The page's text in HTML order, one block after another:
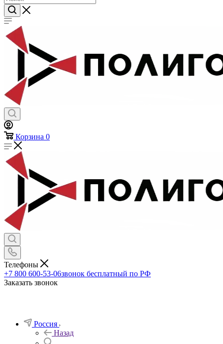
Корзина 0
Телефоны
+7 800 600-53-06звонок бесплатный по РФ
Заказать звонок
Россия
Назад